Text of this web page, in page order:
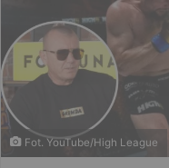
Fot. YouTube/High League